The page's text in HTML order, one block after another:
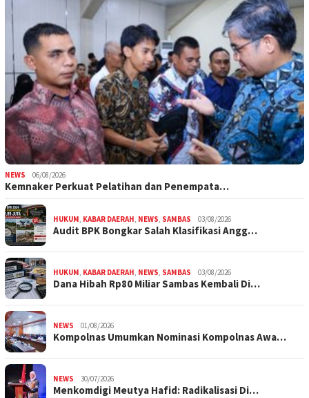
NEWS 06/08/2026
Kemnaker Perkuat Pelatihan dan Penempata…
HUKUM, KABAR DAERAH, NEWS, SAMBAS 03/08/2026
Audit BPK Bongkar Salah Klasifikasi Angg…
HUKUM, KABAR DAERAH, NEWS, SAMBAS 03/08/2026
Dana Hibah Rp80 Miliar Sambas Kembali Di…
NEWS 01/08/2026
Kompolnas Umumkan Nominasi Kompolnas Awa…
NEWS 30/07/2026
Menkomdigi Meutya Hafid: Radikalisasi Di…